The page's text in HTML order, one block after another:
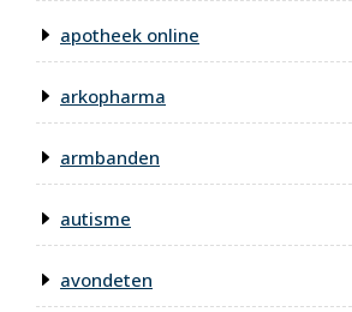
apotheek online
arkopharma
armbanden
autisme
avondeten